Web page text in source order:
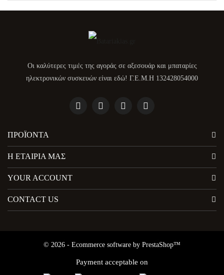
Οι καλύτερες τιμές της αγοράς σε αξεσουάρ και μπαταρίες
ηλεκτρονικών συσκευών είναι εδώ! Γ.Ε.Μ.Η 132428054000
ΠΡΟΪΌΝΤΑ
Η ΕΤΑΙΡΊΑ ΜΑΣ
YOUR ACCOUNT
CONTACT US
© 2026 - Ecommerce software by PrestaShop™
Payment acceptable on